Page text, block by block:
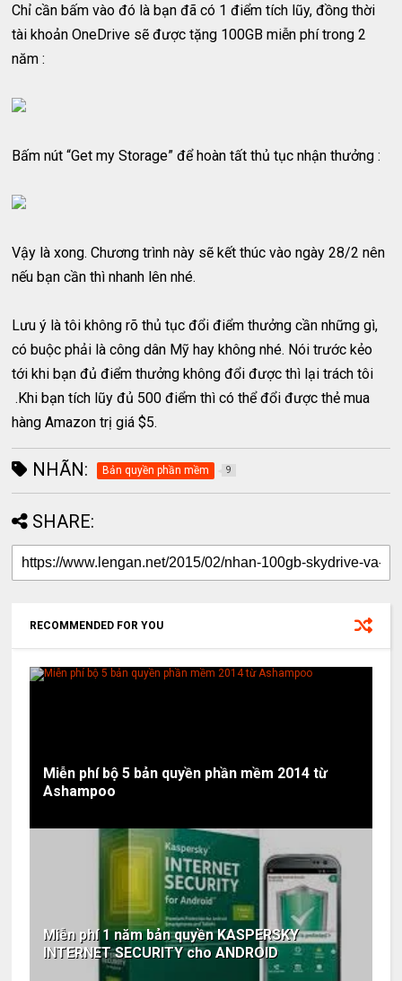
Chỉ cần bấm vào đó là bạn đã có 1 điểm tích lũy, đồng thời
tài khoản OneDrive sẽ được tặng 100GB miễn phí trong 2
năm :
Bấm nút “Get my Storage” để hoàn tất thủ tục nhận thưởng :
Vậy là xong. Chương trình này sẽ kết thúc vào ngày 28/2 nên
nếu bạn cần thì nhanh lên nhé.
Lưu ý là tôi không rõ thủ tục đổi điểm thưởng cần những gì,
có buộc phải là công dân Mỹ hay không nhé. Nói trước kẻo
tới khi bạn đủ điểm thưởng không đổi được thì lại trách tôi
.Khi bạn tích lũy đủ 500 điểm thì có thể đổi được thẻ mua
hàng Amazon trị giá $5.
NHÃN: Bản quyền phần mềm 9
SHARE:
RECOMMENDED FOR YOU
Miễn phí bộ 5 bản quyền phần mềm 2014 từ
Ashampoo
Miễn phí 1 năm bản quyền KASPERSKY
INTERNET SECURITY cho ANDROID